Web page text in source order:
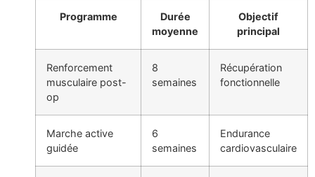
Programme
Durée
moyenne
Objectif
principal
Renforcement
musculaire post-
op
8
semaines
Récupération
fonctionnelle
Marche active
guidée
6
semaines
Endurance
cardiovasculaire